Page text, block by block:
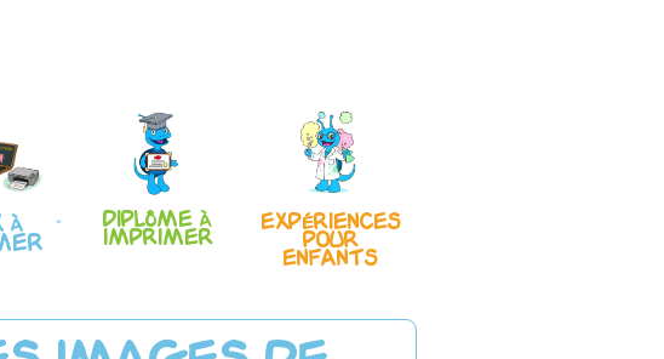
à
Diplôme à
imprimer
Expériences
pour
enfants